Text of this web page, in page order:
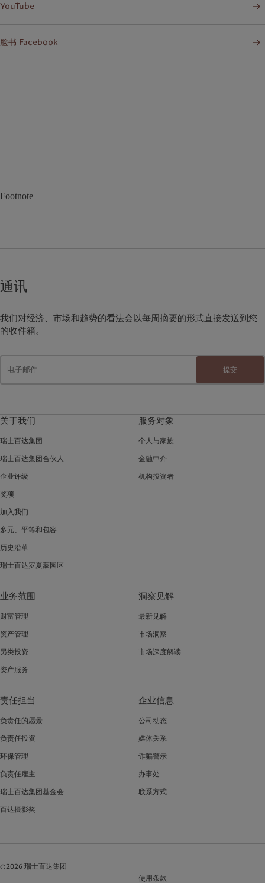
YouTube
脸书 Facebook
Footnote
通讯
我们对经济、市场和趋势的看法会以每周摘要的形式直接发送到您
的收件箱。
提交
关于我们
瑞士百达集团
瑞士百达集团合伙人
企业评级
奖项
加入我们
多元、平等和包容
历史沿革
瑞士百达罗夏蒙园区
服务对象
个人与家族
金融中介
机构投资者
业务范围
财富管理
资产管理
另类投资
资产服务
洞察见解
最新见解
市场洞察
市场深度解读
责任担当
负责任的愿景
负责任投资
环保管理
负责任雇主
瑞士百达集团基金会
百达摄影奖
企业信息
公司动态
媒体关系
诈骗警示
办事处
联系方式
©2026 瑞士百达集团
使用条款